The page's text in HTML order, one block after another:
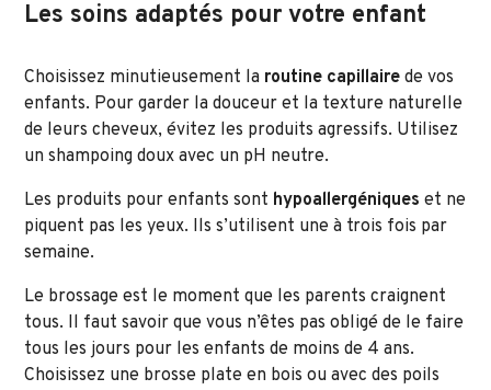
Les soins adaptés pour votre enfant
Choisissez minutieusement la routine capillaire de vos
enfants. Pour garder la douceur et la texture naturelle
de leurs cheveux, évitez les produits agressifs. Utilisez
un shampoing doux avec un pH neutre.
Les produits pour enfants sont hypoallergéniques et ne
piquent pas les yeux. Ils s’utilisent une à trois fois par
semaine.
Le brossage est le moment que les parents craignent
tous. Il faut savoir que vous n’êtes pas obligé de le faire
tous les jours pour les enfants de moins de 4 ans.
Choisissez une brosse plate en bois ou avec des poils